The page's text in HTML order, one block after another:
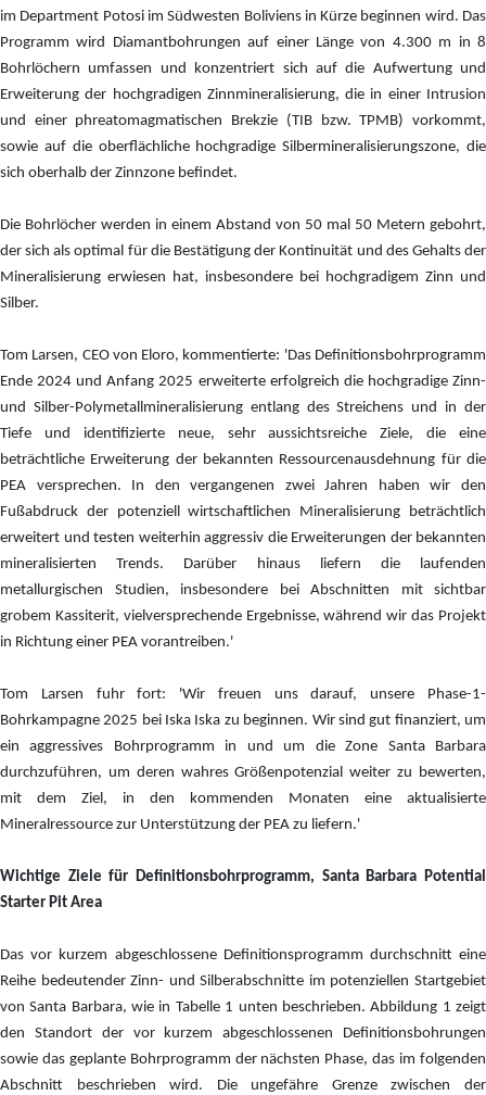
im Department Potosi im Südwesten Boliviens in Kürze beginnen wird. Das
Programm wird Diamantbohrungen auf einer Länge von 4.300 m in 8
Bohrlöchern umfassen und konzentriert sich auf die Aufwertung und
Erweiterung der hochgradigen Zinnmineralisierung, die in einer Intrusion
und einer phreatomagmatischen Brekzie (TIB bzw. TPMB) vorkommt,
sowie auf die oberflächliche hochgradige Silbermineralisierungszone, die
sich oberhalb der Zinnzone befindet.
Die Bohrlöcher werden in einem Abstand von 50 mal 50 Metern gebohrt,
der sich als optimal für die Bestätigung der Kontinuität und des Gehalts der
Mineralisierung erwiesen hat, insbesondere bei hochgradigem Zinn und
Silber.
Tom Larsen, CEO von Eloro, kommentierte: 'Das Definitionsbohrprogramm
Ende 2024 und Anfang 2025 erweiterte erfolgreich die hochgradige Zinn-
und Silber-Polymetallmineralisierung entlang des Streichens und in der
Tiefe und identifizierte neue, sehr aussichtsreiche Ziele, die eine
beträchtliche Erweiterung der bekannten Ressourcenausdehnung für die
PEA versprechen. In den vergangenen zwei Jahren haben wir den
Fußabdruck der potenziell wirtschaftlichen Mineralisierung beträchtlich
erweitert und testen weiterhin aggressiv die Erweiterungen der bekannten
mineralisierten Trends. Darüber hinaus liefern die laufenden
metallurgischen Studien, insbesondere bei Abschnitten mit sichtbar
grobem Kassiterit, vielversprechende Ergebnisse, während wir das Projekt
in Richtung einer PEA vorantreiben.'
Tom Larsen fuhr fort: 'Wir freuen uns darauf, unsere Phase-1-
Bohrkampagne 2025 bei Iska Iska zu beginnen. Wir sind gut finanziert, um
ein aggressives Bohrprogramm in und um die Zone Santa Barbara
durchzuführen, um deren wahres Größenpotenzial weiter zu bewerten,
mit dem Ziel, in den kommenden Monaten eine aktualisierte
Mineralressource zur Unterstützung der PEA zu liefern.'
Wichtige Ziele für Definitionsbohrprogramm, Santa Barbara Potential
Starter Pit Area
Das vor kurzem abgeschlossene Definitionsprogramm durchschnitt eine
Reihe bedeutender Zinn- und Silberabschnitte im potenziellen Startgebiet
von Santa Barbara, wie in Tabelle 1 unten beschrieben. Abbildung 1 zeigt
den Standort der vor kurzem abgeschlossenen Definitionsbohrungen
sowie das geplante Bohrprogramm der nächsten Phase, das im folgenden
Abschnitt beschrieben wird. Die ungefähre Grenze zwischen der